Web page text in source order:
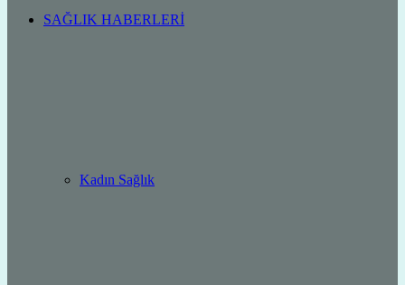
SAĞLIK HABERLERI
Kadın Sağlık